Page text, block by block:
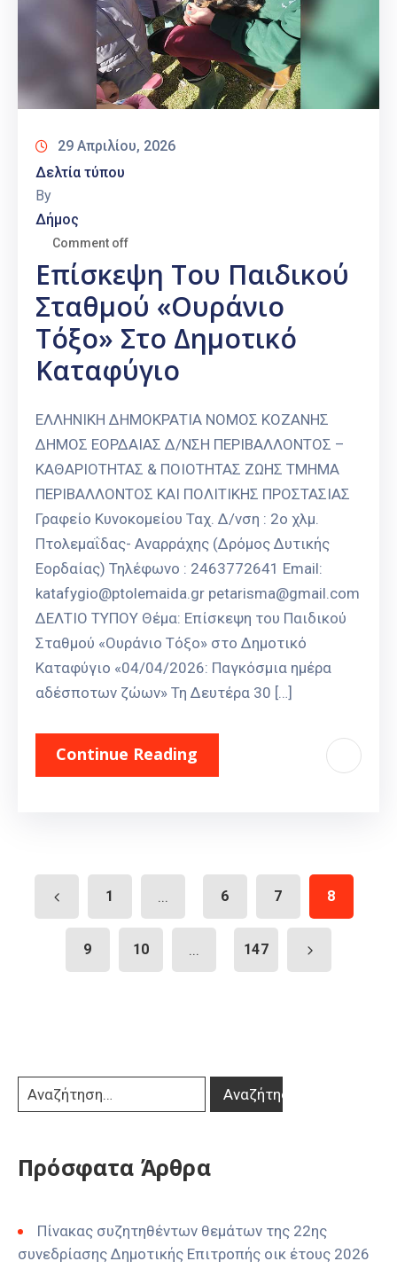
29 Απριλίου, 2026
Δελτία τύπου
By
Δήμος
Comment off
Επίσκεψη Του Παιδικού
Σταθμού «Ουράνιο
Τόξο» Στο Δημοτικό
Καταφύγιο
ΕΛΛΗΝΙΚΗ ΔΗΜΟΚΡΑΤΙΑ ΝΟΜΟΣ ΚΟΖΑΝΗΣ
ΔΗΜΟΣ ΕΟΡΔΑΙΑΣ Δ/ΝΣΗ ΠΕΡΙΒΑΛΛΟΝΤΟΣ –
ΚΑΘΑΡΙΟΤΗΤΑΣ & ΠΟΙΟΤΗΤΑΣ ΖΩΗΣ ΤΜΗΜΑ
ΠΕΡΙΒΑΛΛΟΝΤΟΣ ΚΑΙ ΠΟΛΙΤΙΚΗΣ ΠΡΟΣΤΑΣΙΑΣ
Γραφείο Κυνοκομείου Ταχ. Δ/νση : 2ο χλμ.
Πτολεμαΐδας- Αναρράχης (Δρόμος Δυτικής
Εορδαίας) Τηλέφωνο : 2463772641 Email:
katafygio@ptolemaida.gr petarisma@gmail.com
ΔΕΛΤΙΟ ΤΥΠΟΥ Θέμα: Επίσκεψη του Παιδικού
Σταθμού «Ουράνιο Τόξο» στο Δημοτικό
Καταφύγιο «04/04/2026: Παγκόσμια ημέρα
αδέσποτων ζώων» Τη Δευτέρα 30 […]
Continue Reading
1 ... 6 7 8
9 10 ... 147
Πρόσφατα Άρθρα
Πίνακας συζητηθέντων θεμάτων της 22ης
συνεδρίασης Δημοτικής Επιτροπής οικ έτους 2026